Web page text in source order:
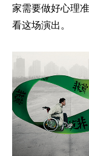
家需要做好心理
看这场演出。